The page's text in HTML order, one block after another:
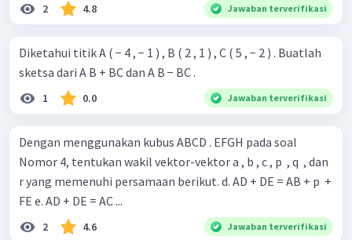
2 4.8 Jawaban terverifikasi
Diketahui titik A ( − 4 , − 1 ) , B ( 2 , 1 ) , C ( 5 , − 2 ) . Buatlah
sketsa dari A B + BC dan A B − BC .
1 0.0 Jawaban terverifikasi
Dengan menggunakan kubus ABCD . EFGH pada soal
Nomor 4, tentukan wakil vektor-vektor a , b , c , p ​ , q ​ , dan
r yang memenuhi persamaan berikut. d. AD + DE = AB + p ​ +
FE e. AD + DE = AC ...
2 4.6 Jawaban terverifikasi